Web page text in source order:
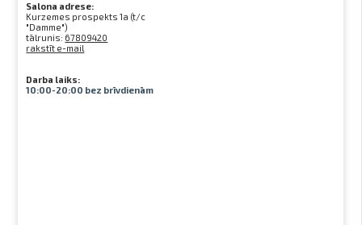
Salona adrese:
Kurzemes prospekts 1a (t/c
"Damme")
tālrunis: 67809420
rakstīt e-mail
Darba laiks:
10:00-20:00 bez brīvdienām